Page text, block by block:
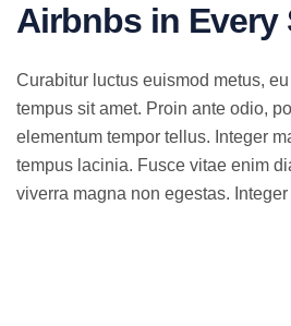
Airbnbs in Every
Curabitur luctus euismod metus,
tempus sit amet. Proin ante odio,
elementum tempor tellus. Integer
tempus lacinia. Fusce vitae enim
viverra magna non egestas.